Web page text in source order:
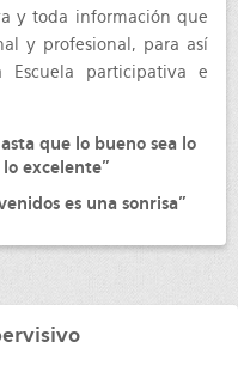
y toda información que
y profesional, para así
participativa e
que lo bueno sea lo
excelente”
es una sonrisa”